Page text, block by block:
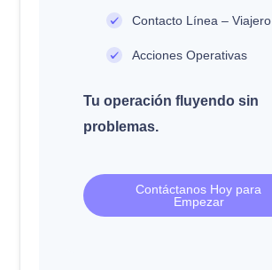
Contacto Línea – Viajero
Acciones Operativas
Tu operación fluyendo sin
problemas.
Contáctanos Hoy para
Empezar